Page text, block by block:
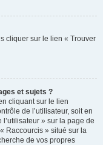
cliquer sur le lien « Trouver
et sujets ?
cliquant sur le lien
de l’utilisateur, soit en
» sur la page de
Raccourcis » situé sur la
de vos propres